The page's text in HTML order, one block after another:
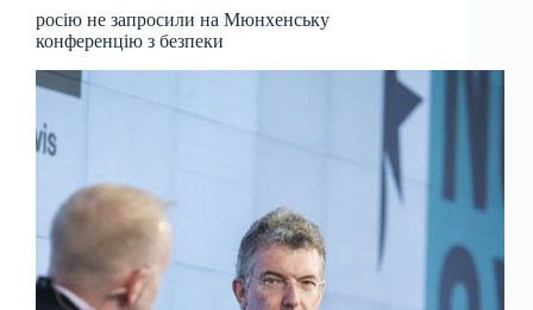
росію не запросили на Мюнхенську
конференцію з безпеки